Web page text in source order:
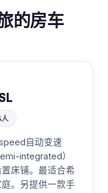
的房车
自动变速
integrated）
床铺。最适合希
。另提供一款手